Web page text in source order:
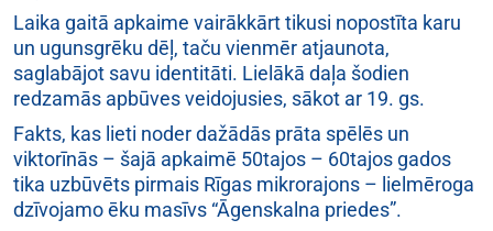
Laika gaitā apkaime vairākkārt tikusi nopostīta karu
un ugunsgrēku dēļ, taču vienmēr atjaunota,
saglabājot savu identitāti. Lielākā daļa šodien
redzamās apbūves veidojusies, sākot ar 19. gs.
Fakts, kas lieti noder dažādās prāta spēlēs un
viktorīnās – šajā apkaimē 50tajos – 60tajos gados
tika uzbūvēts pirmais Rīgas mikrorajons – lielmēroga
dzīvojamo ēku masīvs “Āgenskalna priedes”.